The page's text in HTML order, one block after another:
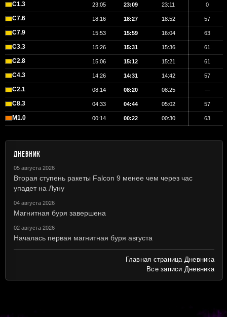
C1.3 23:05 23:09 23:11 0
C7.6 18:16 18:27 18:52 57
C7.9 15:53 15:59 16:04 63
C3.3 15:26 15:31 15:36 61
C2.8 15:06 15:12 15:21 61
C4.3 14:26 14:31 14:42 57
C2.1 08:14 08:20 08:25 —
C8.3 04:33 04:44 05:02 57
M1.0 00:14 00:22 00:30 63
ДНЕВНИК
05 августа 2026
Вторая ступень ракеты Falcon 9 менее чем через час
упадет на Луну
04 августа 2026
Магнитная буря завершена
02 августа 2026
Началась первая магнитная буря августа
Главная страница Дневника
Все записи Дневника